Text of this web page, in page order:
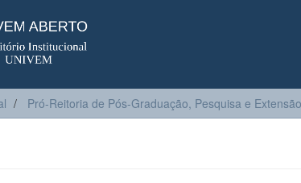
Pró-Reitoria de Pós-Graduação, Pesquisa e Extensão